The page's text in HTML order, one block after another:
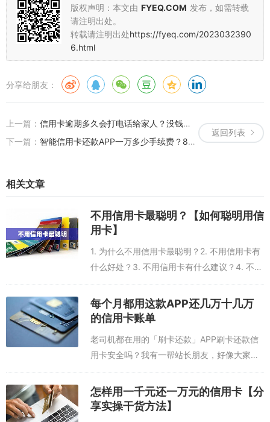
第二步：在app首页找到还款对应的功能，点击进去后按提示操作，
选择要还得信用卡（第一次操作需要添加信用卡信息）输入还款金
额，输入信用卡剩余额度，以及其他相关资料，按提示填写即可，然
后手机验证生成还款计划，提交计划就开始还款了。
（新手第一次使用如有不明白的，不会操作的可以查看app首页更详
细的视频操作教程，手把手教你如何操作）
「刷卡还款」app（备用）
点此注册下载
版权声明：本文由 FYEQ.COM 发布，如需转载
请注明出处。
转载请注明出处https://fyeq.com/2023032390
6.html
分享给朋友：
返回列表
上一篇： 信用卡逾期多久会打电话给家人？没钱还有一个避免逾期的方法
下一篇： 智能信用卡还款APP一万多少手续费？80元左右超划算！
相关文章
不用信用卡最聪明？【如何聪明用信
用卡】
1. 为什么不用信用卡最聪明？2. 不用信用卡有
什么好处？3. 不用信用卡有什么建议？4. 不用
信用卡怎样存钱？5. 不用信用卡会不会影响信
用记录？1. 为什么不用信用卡最聪明？使用信
用卡可以给人带来...
每个月都用这款APP还几万十几万
的信用卡账单
老司机都在用的「刷卡还款」APP刷卡还款信
用卡安全吗？我有一帮站长朋友，好像大家都
在用这款APP，每个月都用这款APP还几万十
几万的信用卡账单。这款APP安全吗？在网络
上有很多刷卡还款信用卡的软件，而...
怎样用一千元还一万元的信用卡【分
享实操干货方法】